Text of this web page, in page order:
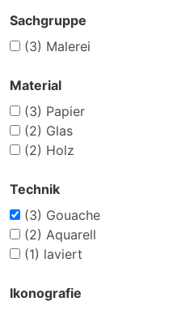
Sachgruppe
(3) Malerei
Material
(3) Papier
(2) Glas
(2) Holz
Technik
(3) Gouache
(2) Aquarell
(1) laviert
Ikonografie